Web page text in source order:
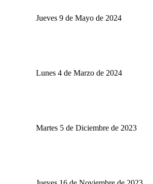
Jueves 9 de Mayo de 2024
Lunes 4 de Marzo de 2024
Martes 5 de Diciembre de 2023